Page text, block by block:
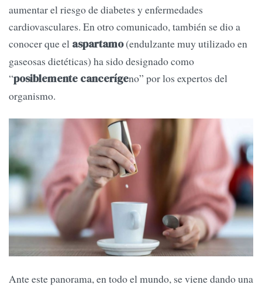
aumentar el riesgo de diabetes y enfermedades
cardiovasculares. En otro comunicado, también se dio a
conocer que el aspartamo(endulzante muy utilizado en
gaseosas dietéticas) ha sido designado como
“posiblemente cancerígeno” por los expertos del
organismo.
Ante este panorama, en todo el mundo, se viene dando una